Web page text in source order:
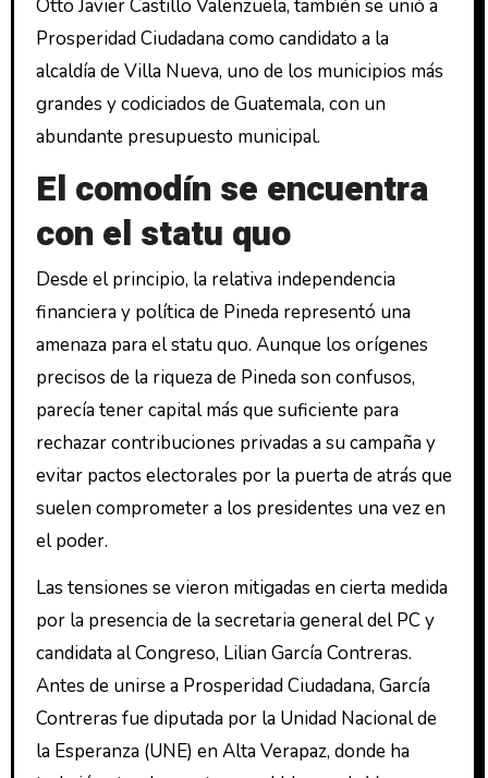
Otto Javier Castillo Valenzuela, también se unió a
Prosperidad Ciudadana como candidato a la
alcaldía de Villa Nueva, uno de los municipios más
grandes y codiciados de Guatemala, con un
abundante presupuesto municipal.
El comodín se encuentra
con el statu quo
Desde el principio, la relativa independencia
financiera y política de Pineda representó una
amenaza para el statu quo. Aunque los orígenes
precisos de la riqueza de Pineda son confusos,
parecía tener capital más que suficiente para
rechazar contribuciones privadas a su campaña y
evitar pactos electorales por la puerta de atrás que
suelen comprometer a los presidentes una vez en
el poder.
Las tensiones se vieron mitigadas en cierta medida
por la presencia de la secretaria general del PC y
candidata al Congreso, Lilian García Contreras.
Antes de unirse a Prosperidad Ciudadana, García
Contreras fue diputada por la Unidad Nacional de
la Esperanza (UNE) en Alta Verapaz, donde ha